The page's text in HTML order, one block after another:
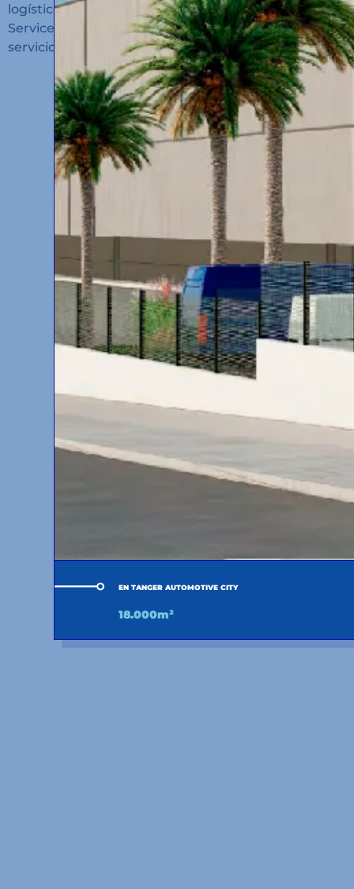
logístico en San Roque (Cádiz): Calsina Carré
Services Algeciras, un espacio diseñado para ofrecer
servicios de alto
EN TANGER AUTOMOTIVE CITY
18.000m²